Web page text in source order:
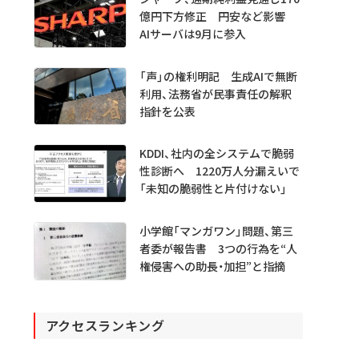
億円下方修正 円安など影響
AIサーバは9月に参入
「声」の権利明記 生成AIで無断
利用、法務省が民事責任の解釈
指針を公表
KDDI、社内の全システムで脆弱
性診断へ 1220万人分漏えいで
「未知の脆弱性と片付けない」
小学館「マンガワン」問題、第三
者委が報告書 3つの行為を“人
権侵害への助長・加担”と指摘
アクセスランキング